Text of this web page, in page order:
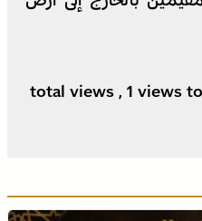
, 1 views